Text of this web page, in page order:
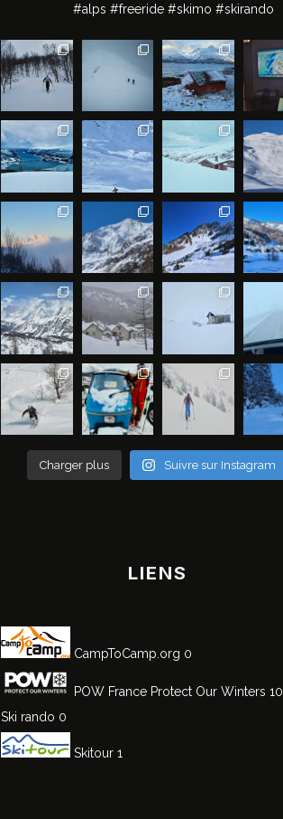
#alps #freeride #skimo #skirando
Charger plus Suivre sur Instagram
LIENS
CampToCamp.org 0
POW France Protect Our Winters 10
Ski rando 0
Skitour 1